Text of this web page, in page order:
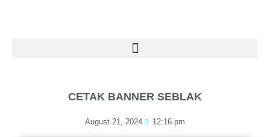
CETAK BANNER SEBLAK
August 21, 2024 12:16 pm